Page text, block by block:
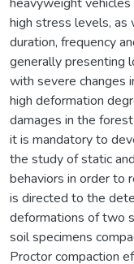
high stress levels, as
duration, frequency
generally presenting
with severe changes
high deformation
damages in the
it is mandatory to
the study of static
behaviors in order to
is directed to the
deformations of two
soil specimens
Proctor compaction